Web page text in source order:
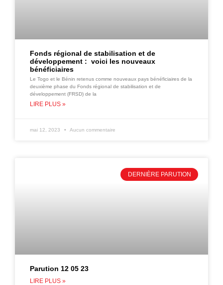
Fonds régional de stabilisation et de
développement : voici les nouveaux
bénéficiaires
Le Togo et le Bénin retenus comme nouveaux pays bénéficiaires de la
deuxième phase du Fonds régional de stabilisation et de
développement (FRSD) de la
LIRE PLUS »
mai 12, 2023 Aucun commentaire
DERNIÈRE PARUTION
Parution 12 05 23
LIRE PLUS »